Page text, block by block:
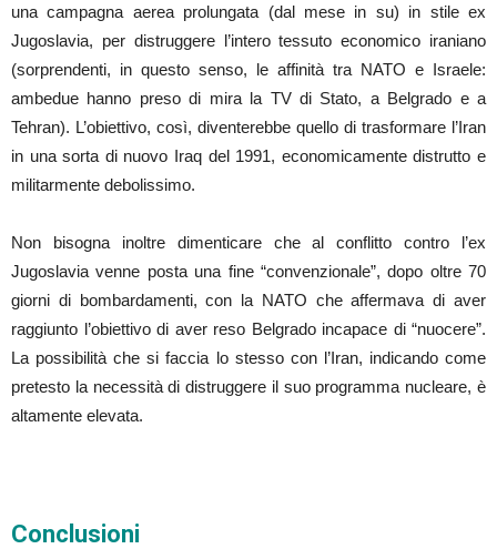
una campagna aerea prolungata (dal mese in su) in stile ex
Jugoslavia, per distruggere l’intero tessuto economico iraniano
(sorprendenti, in questo senso, le affinità tra NATO e Israele:
ambedue hanno preso di mira la TV di Stato, a Belgrado e a
Tehran). L’obiettivo, così, diventerebbe quello di trasformare l’Iran
in una sorta di nuovo Iraq del 1991, economicamente distrutto e
militarmente debolissimo.
Non bisogna inoltre dimenticare che al conflitto contro l’ex
Jugoslavia venne posta una fine “convenzionale”, dopo oltre 70
giorni di bombardamenti, con la NATO che affermava di aver
raggiunto l’obiettivo di aver reso Belgrado incapace di “nuocere”.
La possibilità che si faccia lo stesso con l’Iran, indicando come
pretesto la necessità di distruggere il suo programma nucleare, è
altamente elevata.
Conclusioni